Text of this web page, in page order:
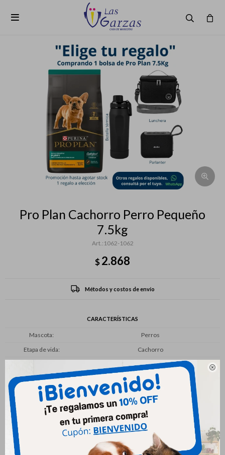


Pro Plan Cachorro Perro Pequeño
7.5kg
1062-1062
$2.868
Métodos y costos de envío
CARACTERÍSTICAS
Mascota
Perros
Etapa de vida
Cachorro
Pequeño
Productos que te pueden interesar